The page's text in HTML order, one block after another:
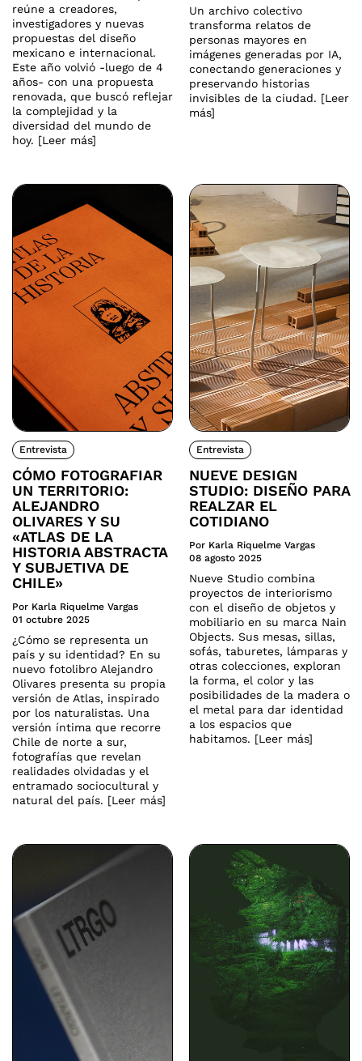
reúne a creadores,
investigadores y nuevas
propuestas del diseño
mexicano e internacional.
Este año volvió -luego de 4
años- con una propuesta
renovada, que buscó reflejar
la complejidad y la
diversidad del mundo de
hoy. [Leer más]
Un archivo colectivo
transforma relatos de
personas mayores en
imágenes generadas por IA,
conectando generaciones y
preservando historias
invisibles de la ciudad. [Leer
más]
Entrevista
CÓMO FOTOGRAFIAR
UN TERRITORIO:
ALEJANDRO
OLIVARES Y SU
«ATLAS DE LA
HISTORIA ABSTRACTA
Y SUBJETIVA DE
CHILE»
Por Karla Riquelme Vargas
01 octubre 2025
¿Cómo se representa un
país y su identidad? En su
nuevo fotolibro Alejandro
Olivares presenta su propia
versión de Atlas, inspirado
por los naturalistas. Una
versión íntima que recorre
Chile de norte a sur,
fotografías que revelan
realidades olvidadas y el
entramado sociocultural y
natural del país. [Leer más]
Entrevista
NUEVE DESIGN
STUDIO: DISEÑO PARA
REALZAR EL
COTIDIANO
Por Karla Riquelme Vargas
08 agosto 2025
Nueve Studio combina
proyectos de interiorismo
con el diseño de objetos y
mobiliario en su marca Nain
Objects. Sus mesas, sillas,
sofás, taburetes, lámparas y
otras colecciones, exploran
la forma, el color y las
posibilidades de la madera o
el metal para dar identidad
a los espacios que
habitamos. [Leer más]